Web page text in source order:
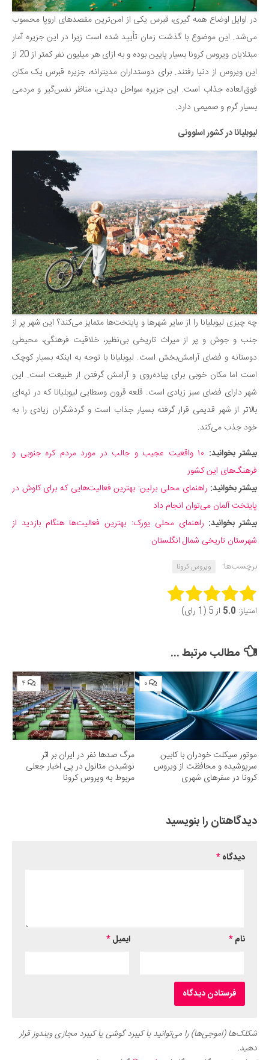
در اوایل اوضاع همه گیری، قبرس یکی از امن‌ترین مقصدهای اروپا محسوب
می‌شد. این موضوع با گذشت زمان تأیید شده است زیرا در این جزیره آمار
مبتلایان ویروس کرونا بسیار پایین بوده و به ازای هر میلیون نفر کمتر از 20 از
این ویروس از دنیا رفتند. برای دوستداران مدیترانه، جزیره قبرس یک مکان
فوق‌العاده جذاب است. این جزیره سواحل دیدنی، مناظر نفس‌گیر و مردمی
بسیار گرم و صمیمی دارد.
لیوبلیانا در کشور اسلوونی
چه چیزی لیوبلیانا را از سایر شهرها و پایتخت‌ها متمایز می‌کند؟ این شهر پر از
جنب و جوش و پر از میراث تاریخی بی‌نظیر، خلاقیت فرهنگی، محیطی
دوستانه و فضای آرامش‌بخش است. لیوبلیانا با توجه به اینکه بسیار کوچک
است اما مکان خوبی برای پیاده‌روی و آرامش گرفتن از طبیعت است. این
شهر دارای فضای سبز زیادی است. قلعه قرون وسطایی لیوبلیانا که در تپه‌ای
بالاتر از شهر قدیمی قرار گرفته بسیار جذاب است و گردشگران زیادی را به
خود جذب می‌کند.
بیشتر بخوانید:
۱۰ واقعیت عجیب و جالب در مورد مردم کره جنوبی و
فرهنگ‌های این کشور
بیشتر بخوانید: راهنمای محلی برلین: بهترین فعالیت‌هایی که برای کاوش در
پایتخت آلمان می‌توان انجام داد
بیشتر بخوانید: راهنمای محلی یورک: بهترین فعالیت‌ها هنگام بازدید از
شهرستان تاریخی شمال انگلستان
برچسب‌ها:
ویروس کرونا
Rate this item:
امتیاز: 5.0 از 5 (1 رای)
مطالب مرتبط ...
۰
موتور سیکلت خودران با کابین
سرپوشیده و محافظت از ویروس
کرونا در سفرهای شهری
۴
مرگ صدها نفر در ایران بر اثر
نوشیدن متانول در پی اخبار جعلی
مربوط به ویروس کرونا
دیدگاهتان را بنویسید
دیدگاه*
نام* ایمیل*
شکلک‌ها (اموجی‌ها) را می‌توانید با کیبرد گوشی یا کیبرد مجازی ویندوز قرار
دهید.